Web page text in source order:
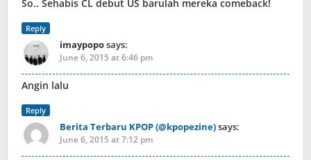
So.. Sehabis CL debut US barulah mereka comeback!
Reply
imaypoposays:
June 6, 2015 at 6:46 pm
Angin lalu
Reply
Berita Terbaru KPOP (@kpopezine)says:
June 6, 2015 at 7:12 pm